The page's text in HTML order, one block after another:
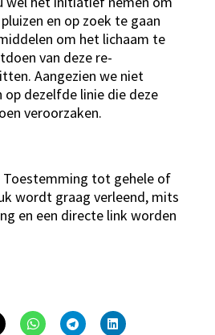
en op zoek te gaan
om het lichaam te
van deze re-
Aangezien we niet
op dezelfde linie die deze
veroorzaken.
Toestemming tot gehele of
wordt graag verleend, mits
en een directe link worden